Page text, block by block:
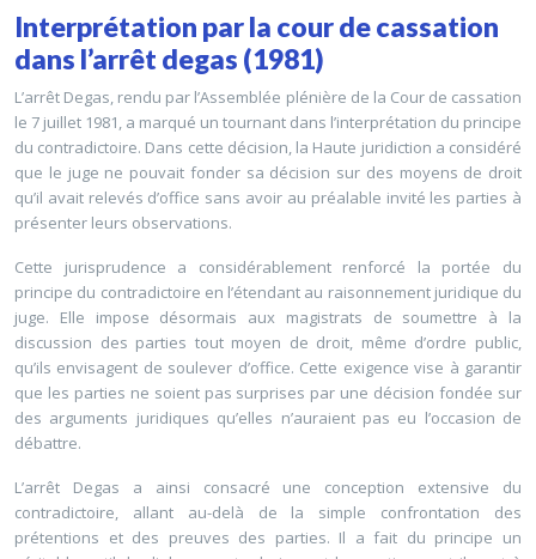
Interprétation par la cour de cassation
dans l’arrêt degas (1981)
L’arrêt Degas, rendu par l’Assemblée plénière de la Cour de cassation
le 7 juillet 1981, a marqué un tournant dans l’interprétation du principe
du contradictoire. Dans cette décision, la Haute juridiction a considéré
que le juge ne pouvait fonder sa décision sur des moyens de droit
qu’il avait relevés d’office sans avoir au préalable invité les parties à
présenter leurs observations.
Cette jurisprudence a considérablement renforcé la portée du
principe du contradictoire en l’étendant au raisonnement juridique du
juge. Elle impose désormais aux magistrats de soumettre à la
discussion des parties tout moyen de droit, même d’ordre public,
qu’ils envisagent de soulever d’office. Cette exigence vise à garantir
que les parties ne soient pas surprises par une décision fondée sur
des arguments juridiques qu’elles n’auraient pas eu l’occasion de
débattre.
L’arrêt Degas a ainsi consacré une conception extensive du
contradictoire, allant au-delà de la simple confrontation des
prétentions et des preuves des parties. Il a fait du principe un